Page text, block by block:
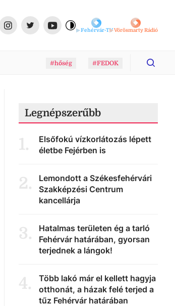
Fehérvár-TVVörösmarty Rádió
#hőség #FEDOK
Legnépszerűbb
1.
Elsőfokú vízkorlátozás lépett
életbe Fejérben is
2.
Lemondott a Székesfehérvári
Szakképzési Centrum
kancellárja
3.
Hatalmas területen ég a tarló
Fehérvár határában, gyorsan
terjednek a lángok!
4.
Több lakó már el kellett hagyja
otthonát, a házak felé terjed a
tűz Fehérvár határában